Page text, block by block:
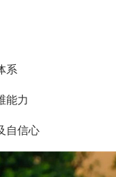
系
能力
自信心